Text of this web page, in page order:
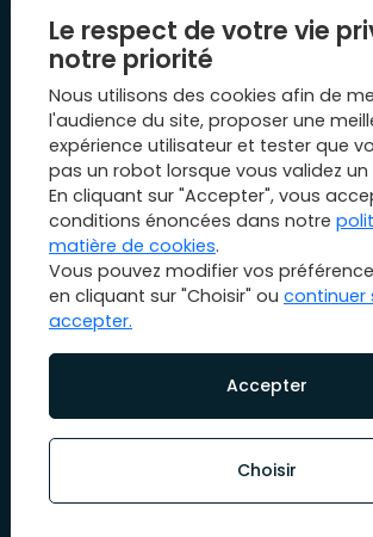
Le respect de votre vie
notre priorité
Nous utilisons des cookies afin de
l'audience du site, proposer une
expérience utilisateur et tester que
pas un robot lorsque vous validez
En cliquant sur "Accepter", vous
conditions énoncées dans notre
matière de cookies.
Vous pouvez modifier vos
en cliquant sur "Choisir" ou continuer
accepter.
Accepter
Choisir
Le Mag 1894
Nos évènements
Biens vendus
Plan du site
Mentions légales
Nous contacter
© Copyright 2026 1894 immobilier. All rights reserved.